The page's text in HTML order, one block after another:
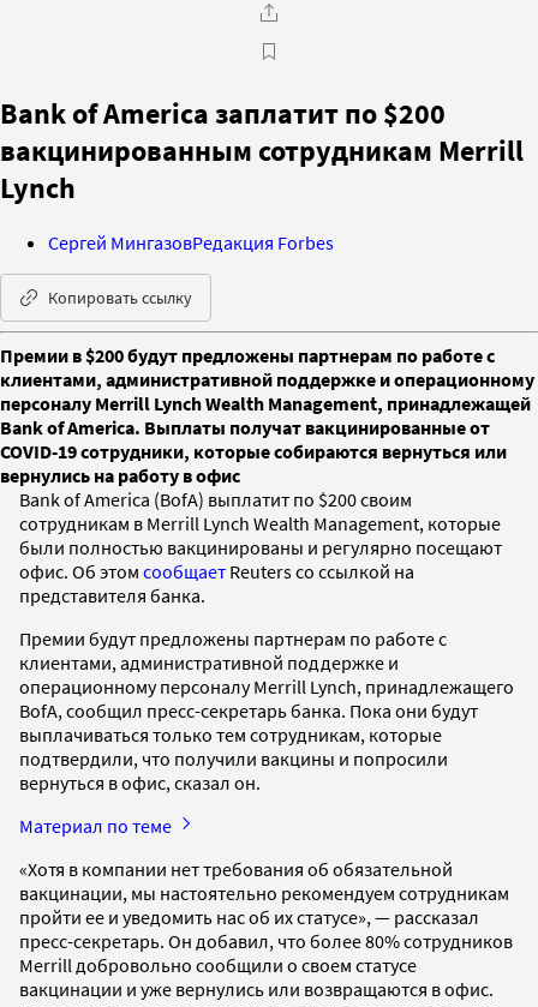
Bank of America заплатит по $200
вакцинированным сотрудникам Merrill
Lynch
Сергей МингазовРедакция Forbes
Копировать ссылку
Премии в $200 будут предложены партнерам по работе с
клиентами, административной поддержке и операционному
персоналу Merrill Lynch Wealth Management, принадлежащей
Bank of America. Выплаты получат вакцинированные от
COVID-19 сотрудники, которые собираются вернуться или
вернулись на работу в офис
Bank of America (BofA) выплатит по $200 своим
сотрудникам в Merrill Lynch Wealth Management, которые
были полностью вакцинированы и регулярно посещают
офис. Об этом сообщает Reuters со ссылкой на
представителя банка.
Премии будут предложены партнерам по работе с
клиентами, административной поддержке и
операционному персоналу Merrill Lynch, принадлежащего
BofA, сообщил пресс-секретарь банка. Пока они будут
выплачиваться только тем сотрудникам, которые
подтвердили, что получили вакцины и попросили
вернуться в офис, сказал он.
Материал по теме
«Хотя в компании нет требования об обязательной
вакцинации, мы настоятельно рекомендуем сотрудникам
пройти ее и уведомить нас об их статусе», — рассказал
пресс-секретарь. Он добавил, что более 80% сотрудников
Merrill добровольно сообщили о своем статусе
вакцинации и уже вернулись или возвращаются в офис.